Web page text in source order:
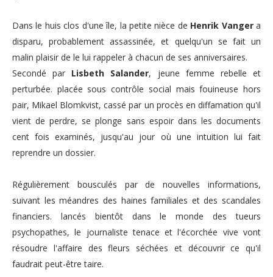
Dans le huis clos d'une île, la petite nièce de Henrik Vangera
disparu, probablement assassinée, et quelqu'un se fait un
malin plaisir de le lui rappeler à chacun de ses anniversaires.
Secondé par Lisbeth Salander, jeune femme rebelle et
perturbée. placée sous contrôle social mais fouineuse hors
pair, Mikael Blomkvist, cassé par un procès en diffamation qu'il
vient de perdre, se plonge sans espoir dans les documents
cent fois examinés, jusqu'au jour où une intuition lui fait
reprendre un dossier.
Régulièrement bousculés par de nouvelles informations,
suivant les méandres des haines familiales et des scandales
financiers. lancés bientôt dans le monde des tueurs
psychopathes, le journaliste tenace et l'écorchée vive vont
résoudre l'affaire des fleurs séchées et découvrir ce qu'il
faudrait peut-être taire.